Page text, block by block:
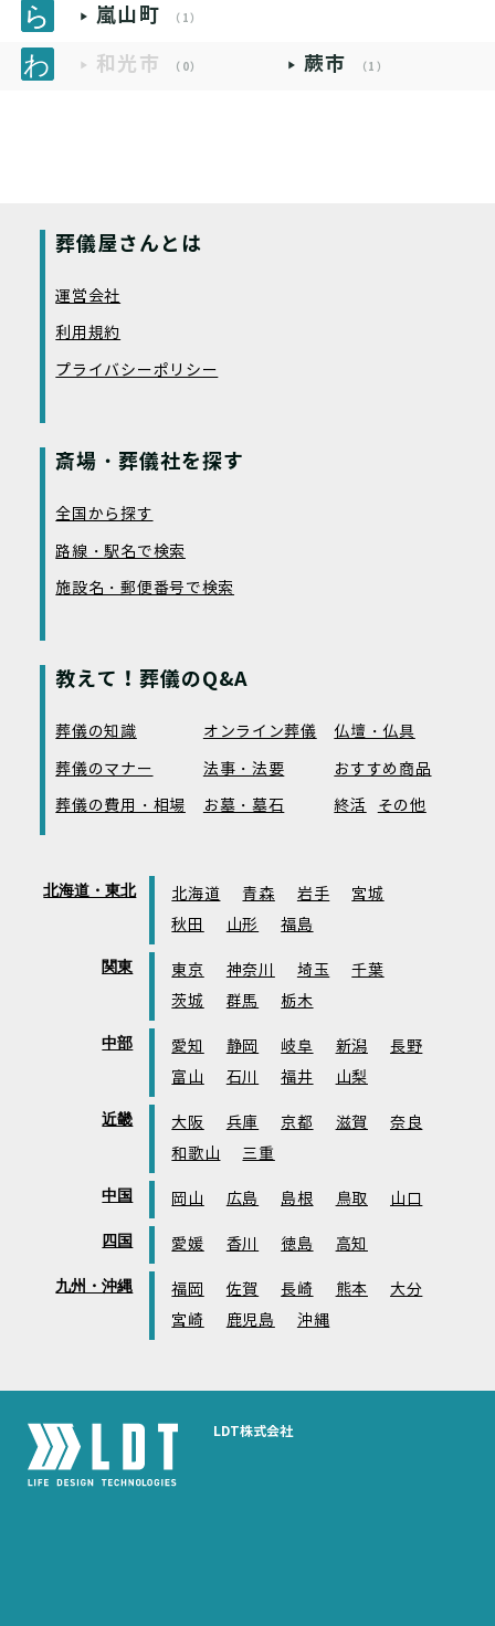
嵐山町 （1）
和光市 （0） 蕨市 （1）
葬儀屋さんとは
運営会社
利用規約
プライバシーポリシー
斎場・葬儀社を探す
全国から探す
路線・駅名で検索
施設名・郵便番号で検索
教えて！葬儀のQ&A
葬儀の知識 オンライン葬儀
仏壇・仏具
葬儀のマナー
法事・法要
おすすめ商品
葬儀の費用・相場
お墓・墓石 終活 その他
北海道・東北 北海道 青森 岩手
宮城
秋田
山形 福島
関東 東京 神奈川 埼玉
千葉
茨城
群馬 栃木
中部 愛知 静岡 岐阜 新潟
長野
富山
石川 福井 山梨
近畿 大阪 兵庫 京都 滋賀
奈良
和歌山
三重
中国 岡山 広島 島根 鳥取 山口
四国 愛媛 香川 徳島 高知
九州・沖縄 福岡 佐賀 長崎 熊本
大分
宮崎
鹿児島 沖縄
LDT株式会社